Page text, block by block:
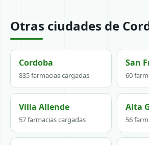
Otras ciudades de
Cordoba
835 farmacias cargadas
San
60
Villa Allende
57 farmacias cargadas
Alta
56